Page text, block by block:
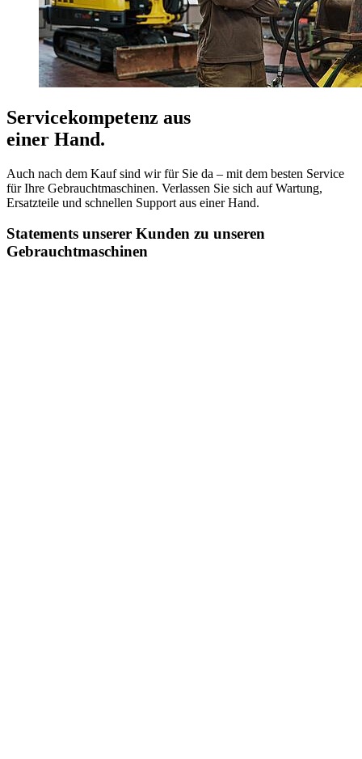
Servicekompetenz aus
einer Hand.
Auch nach dem Kauf sind wir für Sie da – mit dem besten Service
für Ihre Gebrauchtmaschinen. Verlassen Sie sich auf Wartung,
Ersatzteile und schnellen Support aus einer Hand.
Statements unserer Kunden zu unseren
Gebrauchtmaschinen